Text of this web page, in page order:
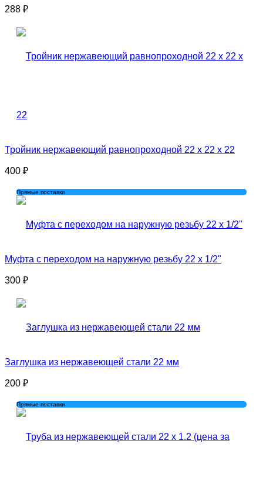
288 ₽
Тройник нержавеющий равнопроходной 22 x 22 x 22
400 ₽
Прямые поставки
Муфта с переходом на наружную резьбу 22 x 1/2"
300 ₽
Заглушка из нержавеющей стали 22 мм
200 ₽
Прямые поставки